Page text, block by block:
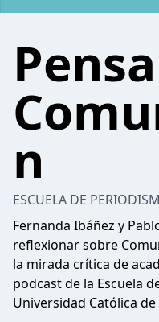
n
ESCUELA DE
Fernanda Ibáñez y
reflexionar sobre
la mirada crítica de
podcast de la Escuela
Universidad Católica